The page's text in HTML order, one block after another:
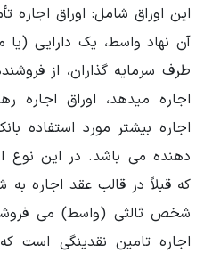
این اوراق شامل: اوراق اجاره
آن نهاد واسط، یک دارایی (یا
طرف سرمایه گذاران، از
اجاره میدهد، اوراق اجاره
اجاره بیشتر مورد استفاده
دهنده می باشد. در این نوع
که قبلاً در قالب عقد اجاره به
شخص ثالثی (واسط) می
اجاره تامین نقدینگی است